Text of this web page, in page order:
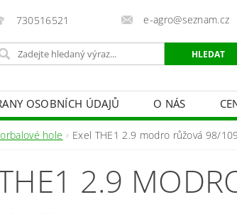
730516521 e-agro@seznam.cz
OSOBNÍCH ÚDAJŮ O NÁS
PLACHTY POSTŘIKOVAČE
PRODEJ CIBULE CHOVATELSKÉ POTŘEBY
hole Exel THE1 2.9 modro růžová 98/
2.9